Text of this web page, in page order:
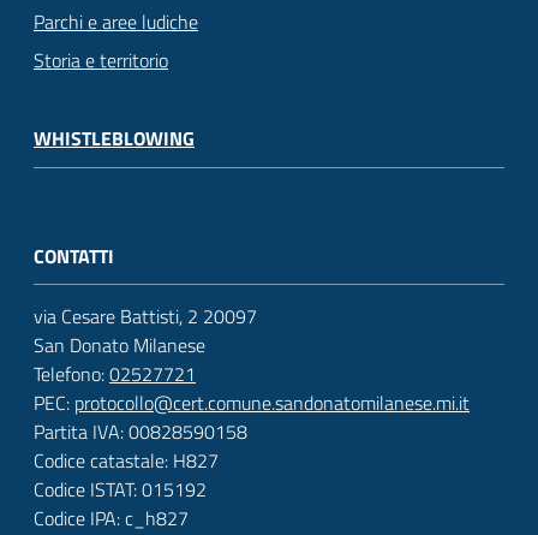
Parchi e aree ludiche
Storia e territorio
WHISTLEBLOWING
CONTATTI
via Cesare Battisti, 2 20097
San Donato Milanese
Telefono:02527721
PEC: protocollo@cert.comune.sandonatomilanese.mi.it
Partita IVA: 00828590158
Codice catastale: H827
Codice ISTAT: 015192
Codice IPA: c_h827